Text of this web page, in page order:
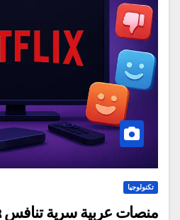
تكنولوجيا
منصات عربية سرية تنافس Netflix في الخفاء